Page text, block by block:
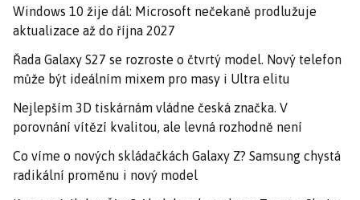
Windows 10 žije dál: Microsoft nečekaně prodlužuje
aktualizace až do října 2027
Řada Galaxy S27 se rozroste o čtvrtý model. Nový telefon
může být ideálním mixem pro masy i Ultra elitu
Nejlepším 3D tiskárnám vládne česká značka. V
porovnání vítězí kvalitou, ale levná rozhodně není
Co víme o nových skládačkách Galaxy Z? Samsung chystá
radikální proměnu i nový model